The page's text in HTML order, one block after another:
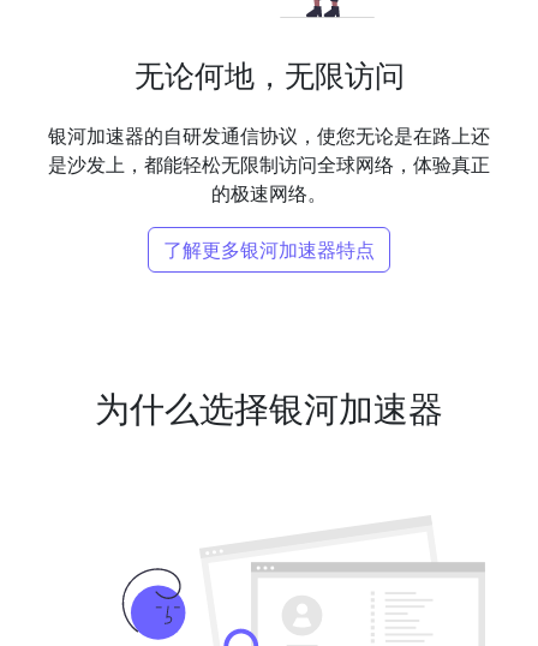
无论何地，无限访问
银河加速器的自研发通信协议，使您无论是在路上还
是沙发上，都能轻松无限制访问全球网络，体验真正
的极速网络。
了解更多银河加速器特点
为什么选择银河加速器